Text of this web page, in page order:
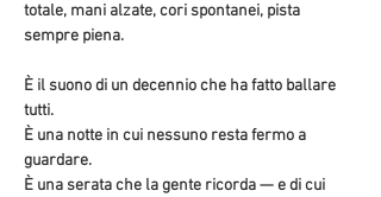
totale, mani alzate, cori spontanei, pista
sempre piena.
È il suono di un decennio che ha fatto ballare
tutti.
È una notte in cui nessuno resta fermo a
guardare.
È una serata che la gente ricorda — e di cui